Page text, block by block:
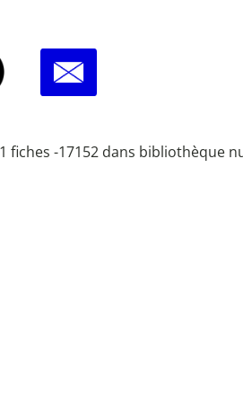
fiches -17152 dans bibliothèque